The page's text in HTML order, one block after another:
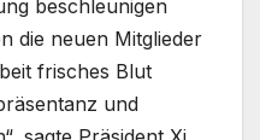
beschleunigen
die neuen Mitglieder
frisches Blut
und